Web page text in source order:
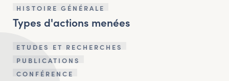
HISTOIRE GÉNÉRALE
Types d'actions menées
ETUDES ET RECHERCHES
PUBLICATIONS
CONFÉRENCE